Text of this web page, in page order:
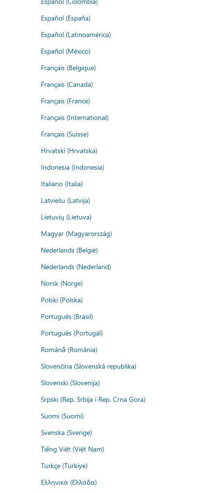
Español (España)
Español (Latinoamérica)
Español (México)
Français (Belgique)
Français (Canada)
Français (France)
Français (International)
Français (Suisse)
Hrvatski (Hrvatska)
Indonesia (Indonesia)
Italiano (Italia)
Latviešu (Latvija)
Lietuvių (Lietuva)
Magyar (Magyarország)
Nederlands (België)
Nederlands (Nederland)
Norsk (Norge)
Polski (Polska)
Português (Brasil)
Português (Portugal)
Română (România)
Slovenčina (Slovenská republika)
Slovenski (Slovenija)
Srpski (Rep. Srbija i Rep. Crna Gora)
Suomi (Suomi)
Svenska (Sverige)
Tiếng Việt (Việt Nam)
Türkçe (Türkiye)
Ελληνικά (Ελλάδα)